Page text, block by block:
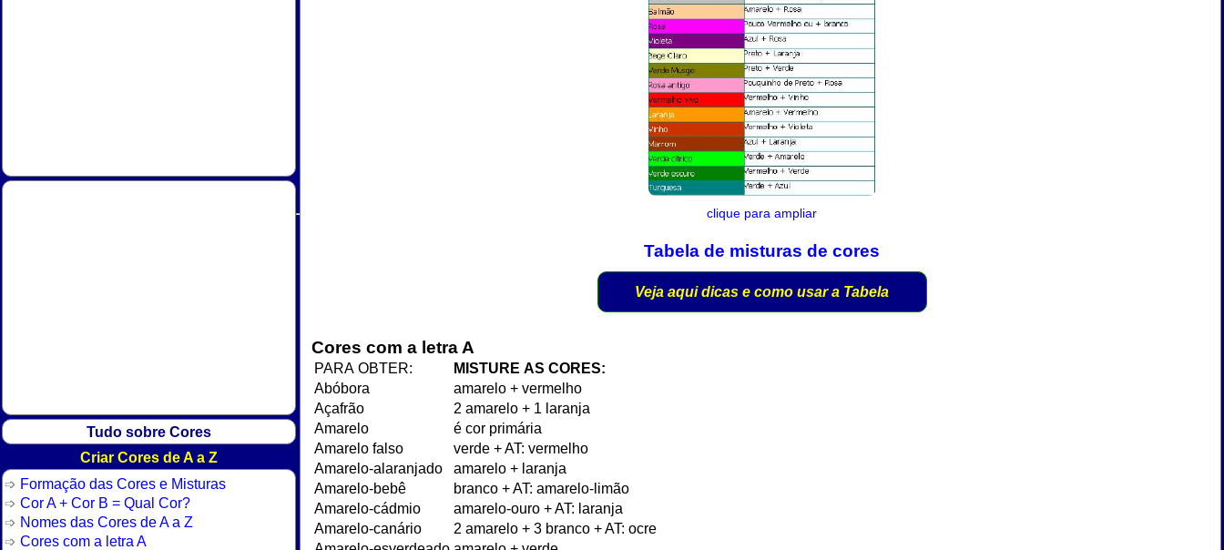
clique para ampliar
Tabela de misturas de cores
Veja aqui dicas e como usar a Tabela
Tudo sobre Cores
Criar Cores de A a Z
Formação das Cores e Misturas
Cor A + Cor B = Qual Cor?
Nomes das Cores de A a Z
Cores com a letra A